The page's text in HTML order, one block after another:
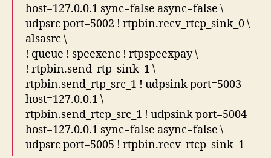
host=127.0.0.1 sync=false async=false \
udpsrc port=5002 ! rtpbin.recv_rtcp_sink_0 \
alsasrc \
! queue ! speexenc ! rtpspeexpay \
! rtpbin.send_rtp_sink_1 \
rtpbin.send_rtp_src_1 ! udpsink port=5003
host=127.0.0.1 \
rtpbin.send_rtcp_src_1 ! udpsink port=5004
host=127.0.0.1 sync=false async=false \
udpsrc port=5005 ! rtpbin.recv_rtcp_sink_1